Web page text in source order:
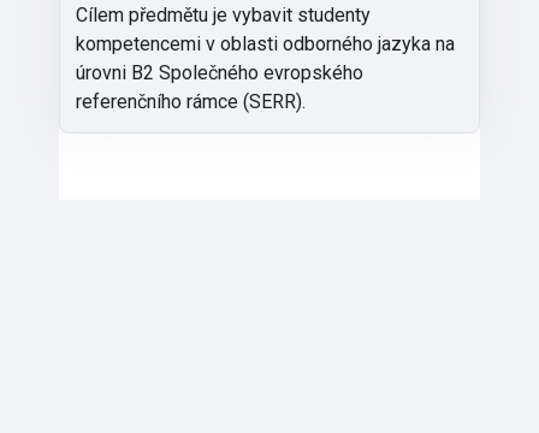
Cílem předmětu je vybavit studenty
kompetencemi v oblasti odborného jazyka na
úrovni B2 Společného evropského
referenčního rámce (SERR).